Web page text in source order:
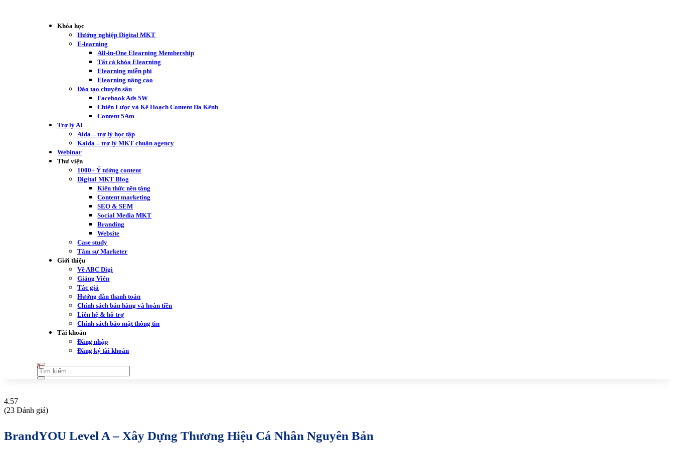
Khóa học
Hướng nghiệp Digital MKT
E-learning
All-in-One Elearning Membership
Tất cả khóa Elearning
Elearning miễn phí
Elearning nâng cao
Đào tạo chuyên sâu
Facebook Ads 5W
Chiến Lược và Kế Hoạch Content Đa Kênh
Content 5Am
Trợ lý AI
Aida – trợ lý học tập
Kaida – trợ lý MKT chuẩn agency
Webinar
Thư viện
1000+ Ý tưởng content
Digital MKT Blog
Kiến thức nền tảng
Content marketing
SEO & SEM
Social Media MKT
Branding
Website
Case study
Tâm sự Marketer
Giới thiệu
Về ABC Digi
Giảng Viên
Tác giả
Hướng dẫn thanh toán
Chính sách bán hàng và hoàn tiền
Liên hệ & hỗ trợ
Chính sách bảo mật thông tin
Tài khoản
Đăng nhập
Đăng ký tài khoản
4.57
(23 Đánh giá)
BrandYOU Level A – Xây Dựng Thương Hiệu Cá Nhân Nguyên Bản